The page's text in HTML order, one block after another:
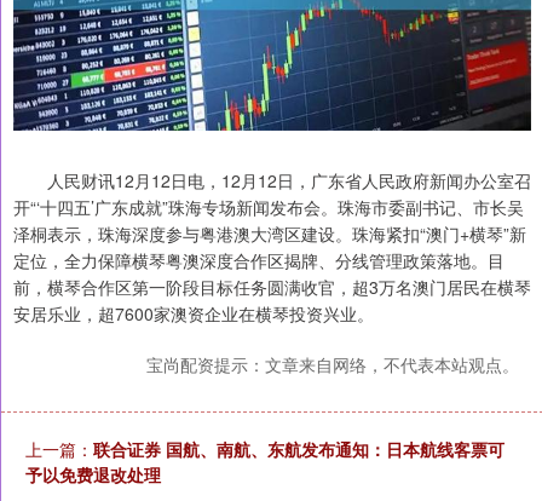
人民财讯12月12日电，12月12日，广东省人民政府新闻办公室召
开“‘十四五’广东成就”珠海专场新闻发布会。珠海市委副书记、市长吴
泽桐表示，珠海深度参与粤港澳大湾区建设。珠海紧扣“澳门+横琴”新
定位，全力保障横琴粤澳深度合作区揭牌、分线管理政策落地。目
前，横琴合作区第一阶段目标任务圆满收官，超3万名澳门居民在横琴
安居乐业，超7600家澳资企业在横琴投资兴业。
宝尚配资提示：文章来自网络，不代表本站观点。
上一篇： 联合证券 国航、南航、东航发布通知：日本航线客票可
予以免费退改处理